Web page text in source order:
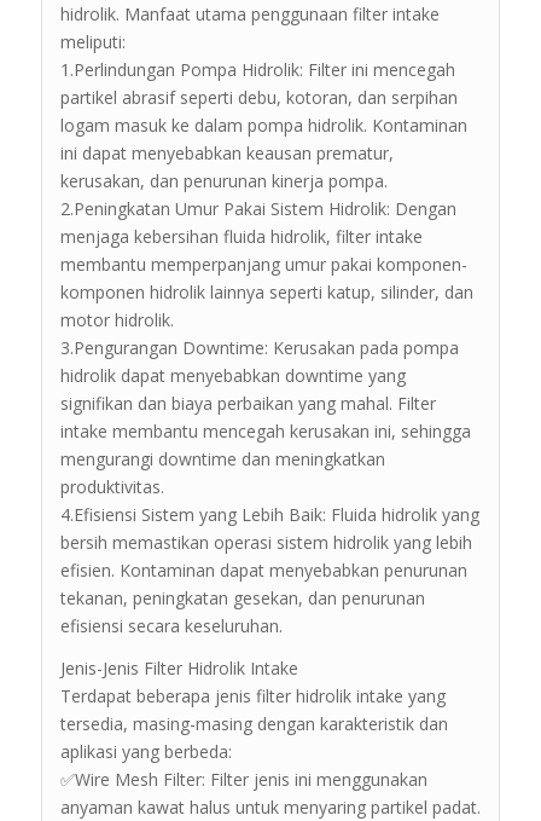
hidrolik. Manfaat utama penggunaan filter intake
meliputi:
1.Perlindungan Pompa Hidrolik: Filter ini mencegah
partikel abrasif seperti debu, kotoran, dan serpihan
logam masuk ke dalam pompa hidrolik. Kontaminan
ini dapat menyebabkan keausan prematur,
kerusakan, dan penurunan kinerja pompa.
2.Peningkatan Umur Pakai Sistem Hidrolik: Dengan
menjaga kebersihan fluida hidrolik, filter intake
membantu memperpanjang umur pakai komponen-
komponen hidrolik lainnya seperti katup, silinder, dan
motor hidrolik.
3.Pengurangan Downtime: Kerusakan pada pompa
hidrolik dapat menyebabkan downtime yang
signifikan dan biaya perbaikan yang mahal. Filter
intake membantu mencegah kerusakan ini, sehingga
mengurangi downtime dan meningkatkan
produktivitas.
4.Efisiensi Sistem yang Lebih Baik: Fluida hidrolik yang
bersih memastikan operasi sistem hidrolik yang lebih
efisien. Kontaminan dapat menyebabkan penurunan
tekanan, peningkatan gesekan, dan penurunan
efisiensi secara keseluruhan.
Jenis-Jenis Filter Hidrolik Intake
Terdapat beberapa jenis filter hidrolik intake yang
tersedia, masing-masing dengan karakteristik dan
aplikasi yang berbeda:
✅Wire Mesh Filter: Filter jenis ini menggunakan
anyaman kawat halus untuk menyaring partikel padat.